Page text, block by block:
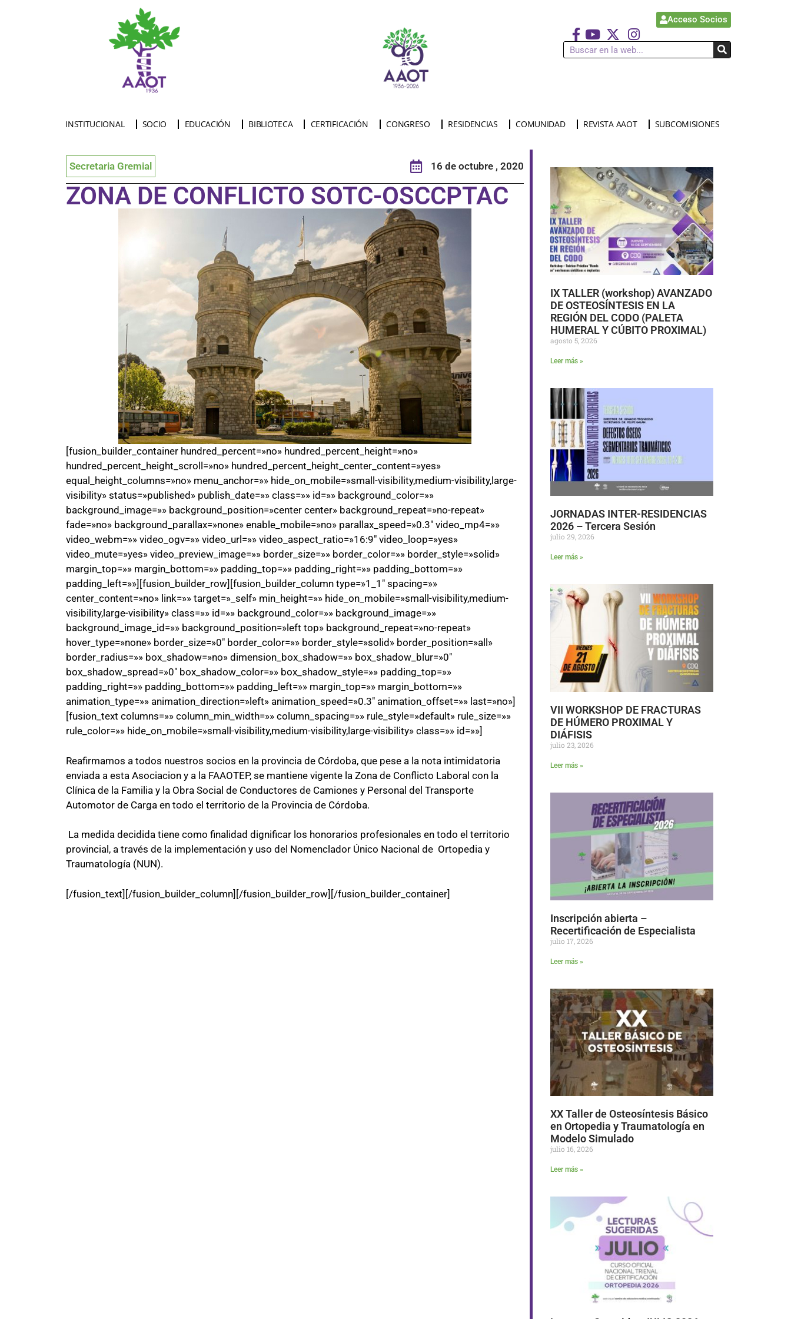
Acceso Socios
INSTITUCIONAL SOCIO EDUCACIÓN BIBLIOTECA CERTIFICACIÓN CONGRESO RESIDENCIAS COMUNIDAD REVISTA AAOT SUBCOMISIONES
Secretaria Gremial 16 de octubre , 2020
ZONA DE CONFLICTO SOTC-OSCCPTAC
[fusion_builder_container hundred_percent=»no» hundred_percent_height=»no»
hundred_percent_height_scroll=»no» hundred_percent_height_center_content=»yes»
equal_height_columns=»no» menu_anchor=»» hide_on_mobile=»small-visibility,medium-visibility,large-
visibility» status=»published» publish_date=»» class=»» id=»» background_color=»»
background_image=»» background_position=»center center» background_repeat=»no-repeat»
fade=»no» background_parallax=»none» enable_mobile=»no» parallax_speed=»0.3″ video_mp4=»»
video_webm=»» video_ogv=»» video_url=»» video_aspect_ratio=»16:9″ video_loop=»yes»
video_mute=»yes» video_preview_image=»» border_size=»» border_color=»» border_style=»solid»
margin_top=»» margin_bottom=»» padding_top=»» padding_right=»» padding_bottom=»»
padding_left=»»][fusion_builder_row][fusion_builder_column type=»1_1″ spacing=»»
center_content=»no» link=»» target=»_self» min_height=»» hide_on_mobile=»small-visibility,medium-
visibility,large-visibility» class=»» id=»» background_color=»» background_image=»»
background_image_id=»» background_position=»left top» background_repeat=»no-repeat»
hover_type=»none» border_size=»0″ border_color=»» border_style=»solid» border_position=»all»
border_radius=»» box_shadow=»no» dimension_box_shadow=»» box_shadow_blur=»0″
box_shadow_spread=»0″ box_shadow_color=»» box_shadow_style=»» padding_top=»»
padding_right=»» padding_bottom=»» padding_left=»» margin_top=»» margin_bottom=»»
animation_type=»» animation_direction=»left» animation_speed=»0.3″ animation_offset=»» last=»no»]
[fusion_text columns=»» column_min_width=»» column_spacing=»» rule_style=»default» rule_size=»»
rule_color=»» hide_on_mobile=»small-visibility,medium-visibility,large-visibility» class=»» id=»»]
Reafirmamos a todos nuestros socios en la provincia de Córdoba, que pese a la nota intimidatoria
enviada a esta Asociacion y a la FAAOTEP, se mantiene vigente la Zona de Conflicto Laboral con la
Clínica de la Familia y la Obra Social de Conductores de Camiones y Personal del Transporte
Automotor de Carga en todo el territorio de la Provincia de Córdoba.
La medida decidida tiene como finalidad dignificar los honorarios profesionales en todo el territorio
provincial, a través de la implementación y uso del Nomenclador Único Nacional de Ortopedia y
Traumatología (NUN).
[/fusion_text][/fusion_builder_column][/fusion_builder_row][/fusion_builder_container]
IX TALLER (workshop) AVANZADO
DE OSTEOSÍNTESIS EN LA
REGIÓN DEL CODO (PALETA
HUMERAL Y CÚBITO PROXIMAL)
agosto 5, 2026
Leer más »
JORNADAS INTER-RESIDENCIAS
2026 – Tercera Sesión
julio 29, 2026
Leer más »
VII WORKSHOP DE FRACTURAS
DE HÚMERO PROXIMAL Y
DIÁFISIS
julio 23, 2026
Leer más »
Inscripción abierta –
Recertificación de Especialista
julio 17, 2026
Leer más »
XX Taller de Osteosíntesis Básico
en Ortopedia y Traumatología en
Modelo Simulado
julio 16, 2026
Leer más »